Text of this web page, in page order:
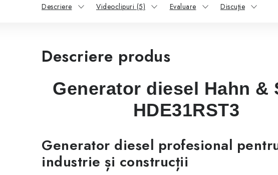
Descriere Videoclipuri (5) Evaluare Discuţie
Descriere produs
Generator diesel Hahn &
HDE31RST3
Generator diesel profesional
industrie și construcții